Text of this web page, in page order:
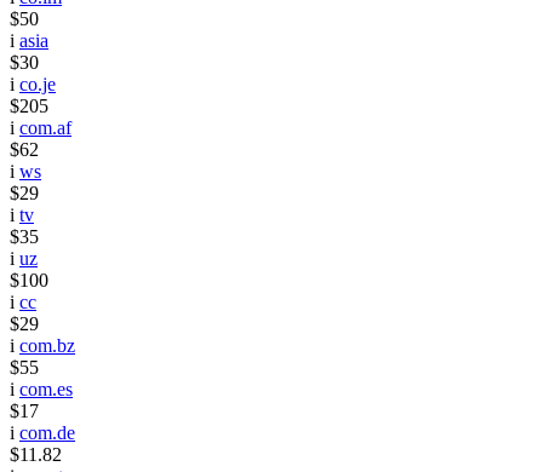
$50
i asia
$30
i co.je
$205
i com.af
$62
i ws
$29
i tv
$35
i uz
$100
i cc
$29
i com.bz
$55
i com.es
$17
i com.de
$11.82